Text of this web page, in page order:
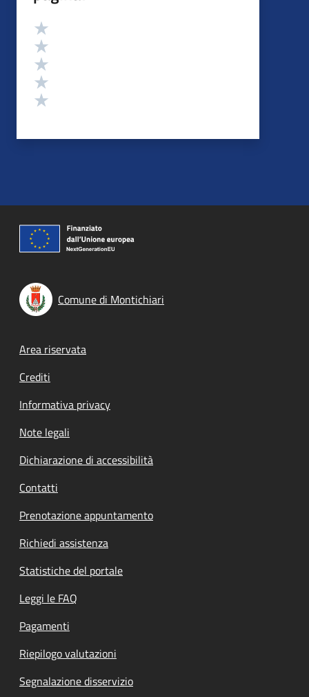
Valutazione
Comune di Montichiari
Footer menu
Area riservata
Crediti
Informativa privacy
Note legali
Dichiarazione di accessibilità
Contatti
Prenotazione appuntamento
Richiedi assistenza
Statistiche del portale
Leggi le FAQ
Pagamenti
Riepilogo valutazioni
Segnalazione disservizio